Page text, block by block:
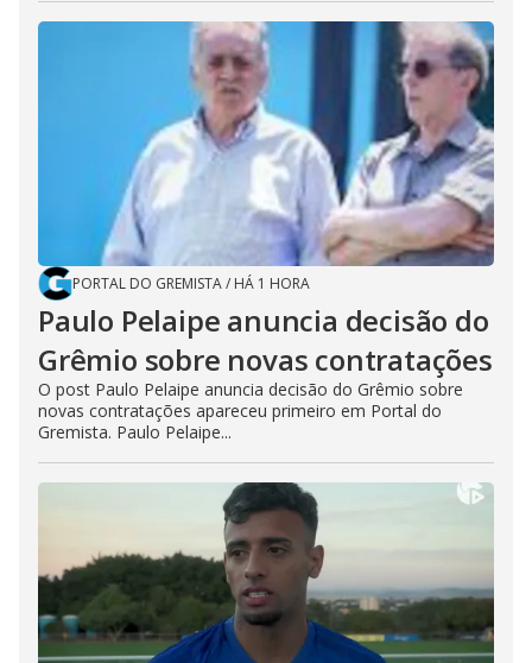
PORTAL DO GREMISTA/ HÁ 1 HORA
Paulo Pelaipe anuncia decisão do
Grêmio sobre novas contratações
O post Paulo Pelaipe anuncia decisão do Grêmio sobre
novas contratações apareceu primeiro em Portal do
Gremista. Paulo Pelaipe...